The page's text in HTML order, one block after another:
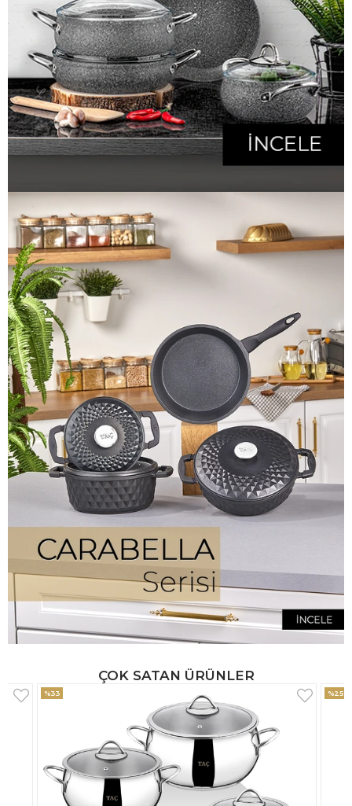
ÇOK SATAN ÜRÜNLER